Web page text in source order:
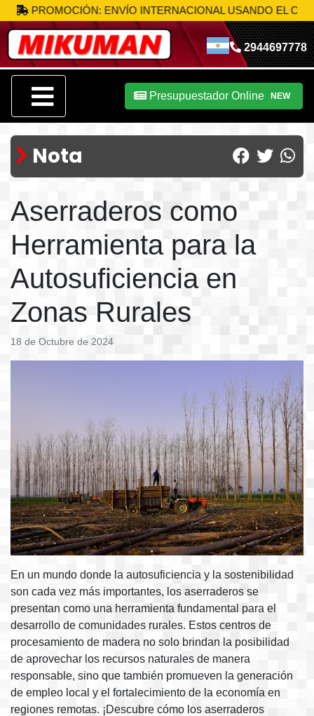
ENVÍO INTERNACIONAL USANDO EL CÓDIGO
2944697778
Presupuestador Online NEW
Nota
Aserraderos como
Herramienta para la
Autosuficiencia en
Zonas Rurales
18 de Octubre de 2024
En un mundo donde la autosuficiencia y la sostenibilidad
son cada vez más importantes, los aserraderos se
presentan como una herramienta fundamental para el
desarrollo de comunidades rurales. Estos centros de
procesamiento de madera no solo brindan la posibilidad
de aprovechar los recursos naturales de manera
responsable, sino que también promueven la generación
de empleo local y el fortalecimiento de la economía en
regiones remotas. ¡Descubre cómo los aserraderos